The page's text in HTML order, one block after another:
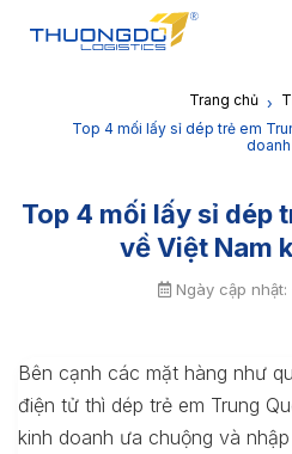
Trang chủ ›
Top 4 mối lấy sỉ dép trẻ em
doanh
Top 4 mối lấy sỉ dép
về Việt Nam
Ngày cập nhật:
Bên cạnh các mặt hàng như
điện tử thì dép trẻ em Trung
kinh doanh ưa chuộng và